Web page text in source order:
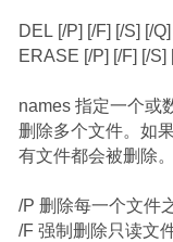
DEL [/P] [/F] [/S] [/
ERASE [/P] [/F] [/
names 指定一个或
删除多个文件。如
有文件都会被删除
/P 删除每一个文件
/F 强制删除只读文